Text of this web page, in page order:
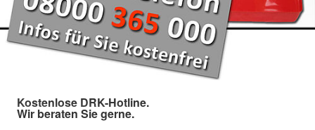
Kostenlose DRK-Hotline.
Wir beraten Sie gerne.